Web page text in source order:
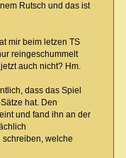
Rutsch und das ist
mir beim letzen TS
reingeschummelt
auch nicht? Hm.
dass das Spiel
hat. Den
und fand ihn an der
welche